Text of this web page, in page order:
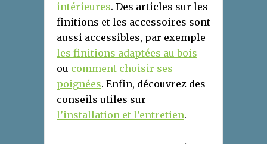
intérieures. Des articles sur les
finitions et les accessoires sont
aussi accessibles, par exemple
les finitions adaptées au bois
ou comment choisir ses
poignées. Enfin, découvrez des
conseils utiles sur
l’installation et l’entretien.